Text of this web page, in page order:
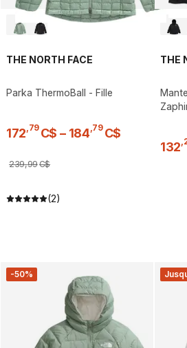
THE NORTH FACE
Parka ThermoBall - Fille
172,79 C$ – 184,79 C$
239,99C$
(2)
THE
132,
-50%